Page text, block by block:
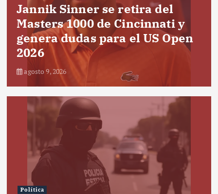
Jannik Sinner se retira del
Masters 1000 de Cincinnati y
genera dudas para el US Open
2026
agosto 9, 2026
Política